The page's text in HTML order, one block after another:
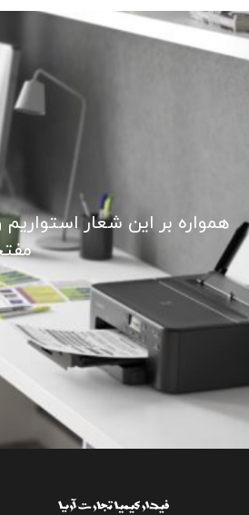
همواره بر این شعار